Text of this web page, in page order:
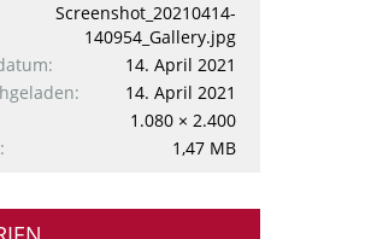
Screenshot_20210414-
140954_Gallery.jpg
14. April 2021
14. April 2021
1.080 × 2.400
1,47 MB